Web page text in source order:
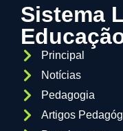
Sistema
Principal
Notícias
Pedagogia
Artigos